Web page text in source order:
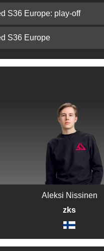
S36 Europe: play-off
S36 Europe
Aleksi Nissinen
zks